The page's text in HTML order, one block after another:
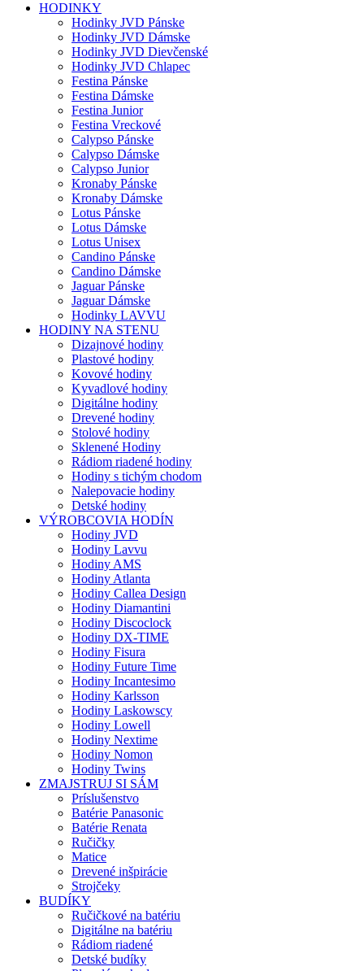
HODINKY
Hodinky JVD Pánske
Hodinky JVD Dámske
Hodinky JVD Dievčenské
Hodinky JVD Chlapec
Festina Pánske
Festina Dámske
Festina Junior
Festina Vreckové
Calypso Pánske
Calypso Dámske
Calypso Junior
Kronaby Pánske
Kronaby Dámske
Lotus Pánske
Lotus Dámske
Lotus Unisex
Candino Pánske
Candino Dámske
Jaguar Pánske
Jaguar Dámske
Hodinky LAVVU
HODINY NA STENU
Dizajnové hodiny
Plastové hodiny
Kovové hodiny
Kyvadlové hodiny
Digitálne hodiny
Drevené hodiny
Stolové hodiny
Sklenené Hodiny
Rádiom riadené hodiny
Hodiny s tichým chodom
Nalepovacie hodiny
Detské hodiny
VÝROBCOVIA HODÍN
Hodiny JVD
Hodiny Lavvu
Hodiny AMS
Hodiny Atlanta
Hodiny Callea Design
Hodiny Diamantini
Hodiny Discoclock
Hodiny DX-TIME
Hodiny Fisura
Hodiny Future Time
Hodiny Incantesimo
Hodiny Karlsson
Hodiny Laskowscy
Hodiny Lowell
Hodiny Nextime
Hodiny Nomon
Hodiny Twins
ZMAJSTRUJ SI SÁM
Príslušenstvo
Batérie Panasonic
Batérie Renata
Ručičky
Matice
Drevené inšpirácie
Strojčeky
BUDÍKY
Ručičkové na batériu
Digitálne na batériu
Rádiom riadené
Detské budíky